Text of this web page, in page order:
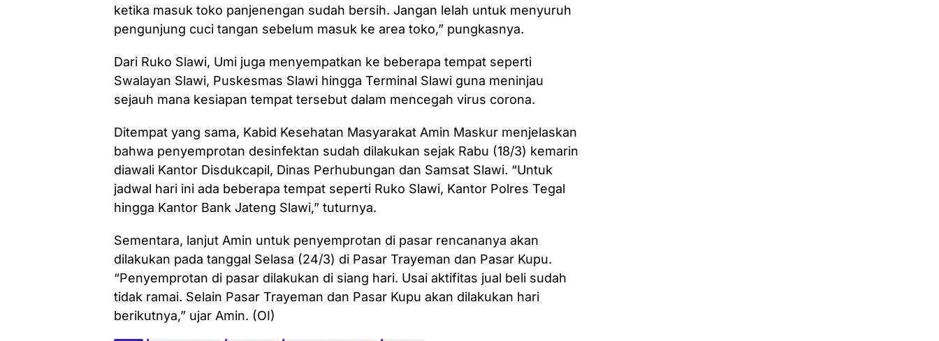
ketika masuk toko panjenengan sudah bersih. Jangan lelah untuk menyuruh
pengunjung cuci tangan sebelum masuk ke area toko,” pungkasnya.
Dari Ruko Slawi, Umi juga menyempatkan ke beberapa tempat seperti
Swalayan Slawi, Puskesmas Slawi hingga Terminal Slawi guna meninjau
sejauh mana kesiapan tempat tersebut dalam mencegah virus corona.
Ditempat yang sama, Kabid Kesehatan Masyarakat Amin Maskur menjelaskan
bahwa penyemprotan desinfektan sudah dilakukan sejak Rabu (18/3) kemarin
diawali Kantor Disdukcapil, Dinas Perhubungan dan Samsat Slawi. “Untuk
jadwal hari ini ada beberapa tempat seperti Ruko Slawi, Kantor Polres Tegal
hingga Kantor Bank Jateng Slawi,” tuturnya.
Sementara, lanjut Amin untuk penyemprotan di pasar rencananya akan
dilakukan pada tanggal Selasa (24/3) di Pasar Trayeman dan Pasar Kupu.
“Penyemprotan di pasar dilakukan di siang hari. Usai aktifitas jual beli sudah
tidak ramai. Selain Pasar Trayeman dan Pasar Kupu akan dilakukan hari
berikutnya,” ujar Amin. (OI)